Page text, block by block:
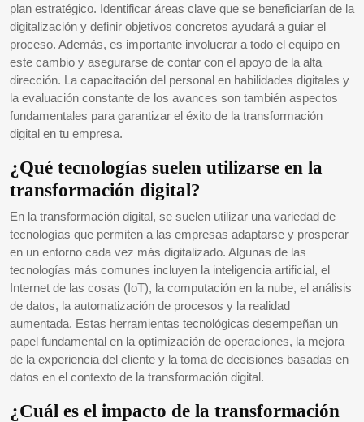
plan estratégico. Identificar áreas clave que se beneficiarían de la
digitalización y definir objetivos concretos ayudará a guiar el
proceso. Además, es importante involucrar a todo el equipo en
este cambio y asegurarse de contar con el apoyo de la alta
dirección. La capacitación del personal en habilidades digitales y
la evaluación constante de los avances son también aspectos
fundamentales para garantizar el éxito de la transformación
digital en tu empresa.
¿Qué tecnologías suelen utilizarse en la
transformación digital?
En la transformación digital, se suelen utilizar una variedad de
tecnologías que permiten a las empresas adaptarse y prosperar
en un entorno cada vez más digitalizado. Algunas de las
tecnologías más comunes incluyen la inteligencia artificial, el
Internet de las cosas (IoT), la computación en la nube, el análisis
de datos, la automatización de procesos y la realidad
aumentada. Estas herramientas tecnológicas desempeñan un
papel fundamental en la optimización de operaciones, la mejora
de la experiencia del cliente y la toma de decisiones basadas en
datos en el contexto de la transformación digital.
¿Cuál es el impacto de la transformación